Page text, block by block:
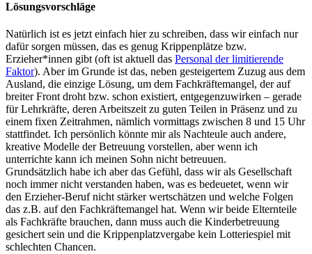
Lösungsvorschläge
Natürlich ist es jetzt einfach hier zu schreiben, dass wir einfach nur
dafür sorgen müssen, das es genug Krippenplätze bzw.
Erzieher*innen gibt (oft ist aktuell das Personal der limitierende
Faktor). Aber im Grunde ist das, neben gesteigertem Zuzug aus dem
Ausland, die einzige Lösung, um dem Fachkräftemangel, der auf
breiter Front droht bzw. schon existiert, entgegenzuwirken – gerade
für Lehrkräfte, deren Arbeitszeit zu guten Teilen in Präsenz und zu
einem fixen Zeitrahmen, nämlich vormittags zwischen 8 und 15 Uhr
stattfindet. Ich persönlich könnte mir als Nachteule auch andere,
kreative Modelle der Betreuung vorstellen, aber wenn ich
unterrichte kann ich meinen Sohn nicht betreuuen.
Grundsätzlich habe ich aber das Gefühl, dass wir als Gesellschaft
noch immer nicht verstanden haben, was es bedeuetet, wenn wir
den Erzieher-Beruf nicht stärker wertschätzen und welche Folgen
das z.B. auf den Fachkräftemangel hat. Wenn wir beide Elternteile
als Fachkräfte brauchen, dann muss auch die Kinderbetreuung
gesichert sein und die Krippenplatzvergabe kein Lotteriespiel mit
schlechten Chancen.